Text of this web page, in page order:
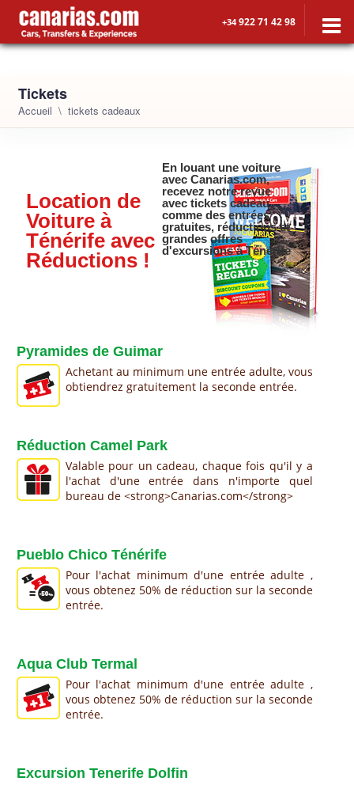
+34922 71 42 98
Tickets
Accueil tickets cadeaux
Location de
Voiture à
Ténérife avec
Réductions !
En louant une voiture
avec Canarias.com,
recevez notre revue
avec tickets cadeau,
comme des entrées
gratuites, réductions et
grandes offres
d'excursions à Ténérife
Pyramides de Guimar
Achetant au minimum une entrée adulte, vous
obtiendrez gratuitement la seconde entrée.
Réduction Camel Park
Valable pour un cadeau, chaque fois qu'il y a
l'achat d'une entrée dans n'importe quel
bureau de <strong>Canarias.com</strong>
Pueblo Chico Ténérife
Pour l'achat minimum d'une entrée adulte ,
vous obtenez 50% de réduction sur la seconde
entrée.
Aqua Club Termal
Pour l'achat minimum d'une entrée adulte ,
vous obtenez 50% de réduction sur la seconde
entrée.
Excursion Tenerife Dolfin